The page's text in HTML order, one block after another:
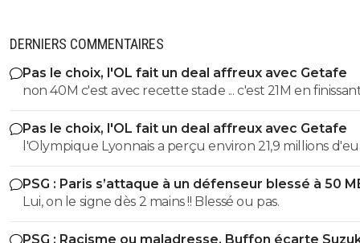
DERNIERS COMMENTAIRES
Pas le choix, l'OL fait un deal affreux avec Getafe
non 40M c'est avec recette stade ... c'est 21M en
et en sortant en 8eme alors que marseile c'est 53M
recette uefa
Pas le choix, l'OL fait un deal affreux avec Getafe
l'Olympique Lyonnais a perçu environ 21,9 millions
droits TV et de primes versés directement par l'UEFA
finissant 1er des poules et en sortant en 8eme. contre
pour marseille en ldc en etant sortie direct Le montant des
40M de 2025/2026 c'est avec la billetterie et recette
PSG : Paris s’attaque à un défenseur blessé à 50
Lui, on le signe dès 2 mains !! Blessé ou pas.
PSG : Racisme ou maladresse, Buffon écarte